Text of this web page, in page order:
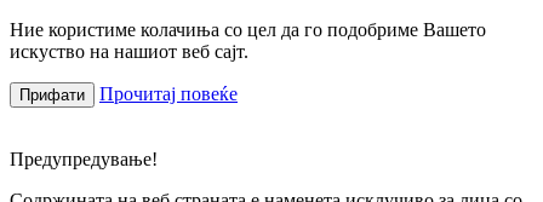
Ние користиме колачиња со цел да го подобриме Вашето
искуство на нашиот веб сајт.
Прифати Прочитај повеќе
Предупредување!